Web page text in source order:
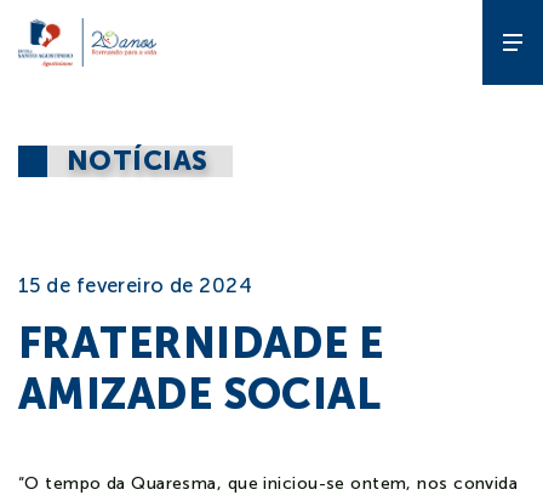
A Escola
Estude
na ESA
Diferencial
NOTÍCIAS
15 de fevereiro de 2024
FRATERNIDADE E
AMIZADE SOCIAL
“O tempo da Quaresma, que iniciou-se ontem, nos convida